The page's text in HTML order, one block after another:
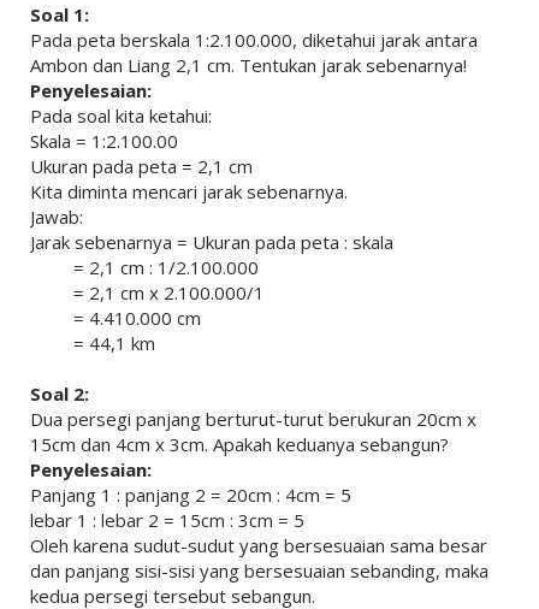
Soal 1:
Pada peta berskala 1:2.100.000, diketahui jarak antara
Ambon dan Liang 2,1 cm. Tentukan jarak sebenarnya!
Penyelesaian:
Pada soal kita ketahui:
Skala = 1:2.100.00
Ukuran pada peta = 2,1 cm
Kita diminta mencari jarak sebenarnya.
Jawab:
Jarak sebenarnya = Ukuran pada peta : skala
= 2,1 cm : 1/2.100.000
= 2,1 cm x 2.100.000/1
= 4.410.000 cm
= 44,1 km
Soal 2:
Dua persegi panjang berturut-turut berukuran 20cm x
15cm dan 4cm x 3cm. Apakah keduanya sebangun?
Penyelesaian:
Panjang 1 : panjang 2 = 20cm : 4cm = 5
lebar 1 : lebar 2 = 15cm : 3cm = 5
Oleh karena sudut-sudut yang bersesuaian sama besar
dan panjang sisi-sisi yang bersesuaian sebanding, maka
kedua persegi tersebut sebangun.